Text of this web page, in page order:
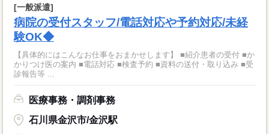
[一般派遣]
病院の受付スタッフ/電話対応や予約対応/未経
験OK◆
【具体的にはこんなお仕事をおまかせします】 ■紹介患者の受付 ■か
かりつけ医の案内 ■電話対応 ■検査予約 ■資料の送付・取り込み ■受
診報告等 ...
医療事務・調剤事務
石川県金沢市/金沢駅